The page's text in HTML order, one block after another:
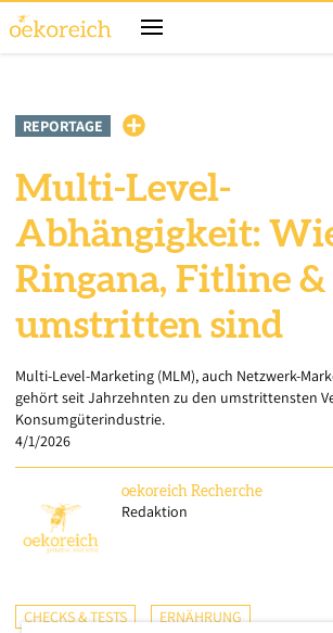
REPORTAGE
Multi-Level-
Abhängigkeit:
Ringana, Fitline &
umstritten sind
Multi-Level-Marketing (MLM), auch Netzwerk-
gehört seit Jahrzehnten zu den umstrittensten
Konsumgüterindustrie.
4/1/2026
oekoreich Recherche
Redaktion
CHECKS & TESTS
ERNÄHRUNG